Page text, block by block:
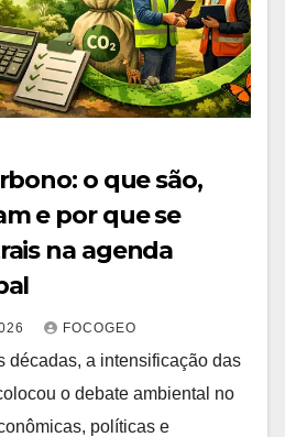
o que são,
e por que se
na agenda
FOCOGEO
décadas, a intensificação das
o debate ambiental no
políticas e